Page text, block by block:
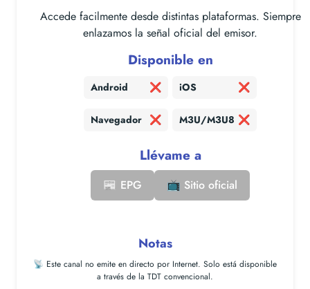
Accede facilmente desde distintas plataformas. Siempre
enlazamos la señal oficial del emisor.
Disponible en
Android ❌ iOS ❌
Navegador ❌ M3U/M3U8 ❌
Llévame a
📰 EPG 📺 Sitio oficial
Notas
📡 Este canal no emite en directo por Internet. Solo está disponible
a través de la TDT convencional.